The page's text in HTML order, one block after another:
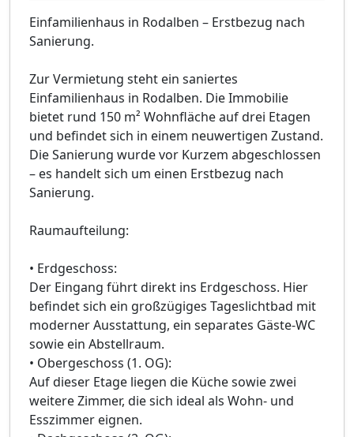
Einfamilienhaus in Rodalben – Erstbezug nach
Sanierung.
Zur Vermietung steht ein saniertes
Einfamilienhaus in Rodalben. Die Immobilie
bietet rund 150 m² Wohnfläche auf drei Etagen
und befindet sich in einem neuwertigen Zustand.
Die Sanierung wurde vor Kurzem abgeschlossen
– es handelt sich um einen Erstbezug nach
Sanierung.
Raumaufteilung:
• Erdgeschoss:
Der Eingang führt direkt ins Erdgeschoss. Hier
befindet sich ein großzügiges Tageslichtbad mit
moderner Ausstattung, ein separates Gäste-WC
sowie ein Abstellraum.
• Obergeschoss (1. OG):
Auf dieser Etage liegen die Küche sowie zwei
weitere Zimmer, die sich ideal als Wohn- und
Esszimmer eignen.